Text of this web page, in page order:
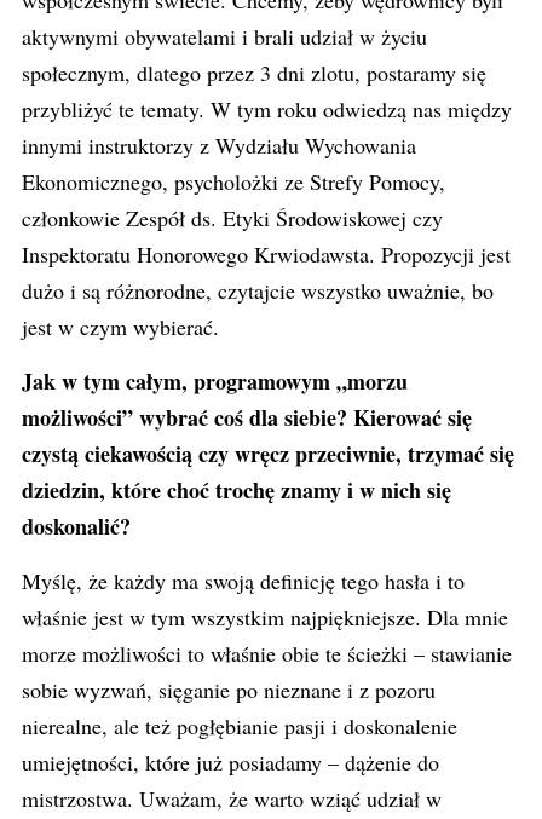
aktywnymi obywatelami i brali udział w życiu
społecznym, dlatego przez 3 dni zlotu, postaramy się
przybliżyć te tematy. W tym roku odwiedzą nas między
innymi instruktorzy z Wydziału Wychowania
Ekonomicznego, psycholożki ze Strefy Pomocy,
członkowie Zespół ds. Etyki Środowiskowej czy
Inspektoratu Honorowego Krwiodawsta. Propozycji jest
dużo i są różnorodne, czytajcie wszystko uważnie, bo
jest w czym wybierać.
Jak w tym całym, programowym „morzu
możliwości” wybrać coś dla siebie? Kierować się
czystą ciekawością czy wręcz przeciwnie, trzymać się
dziedzin, które choć trochę znamy i w nich się
doskonalić?
Myślę, że każdy ma swoją definicję tego hasła i to
właśnie jest w tym wszystkim najpiękniejsze. Dla mnie
morze możliwości to właśnie obie te ścieżki – stawianie
sobie wyzwań, sięganie po nieznane i z pozoru
nierealne, ale też pogłębianie pasji i doskonalenie
umiejętności, które już posiadamy – dążenie do
mistrzostwa. Uważam, że warto wziąć udział w